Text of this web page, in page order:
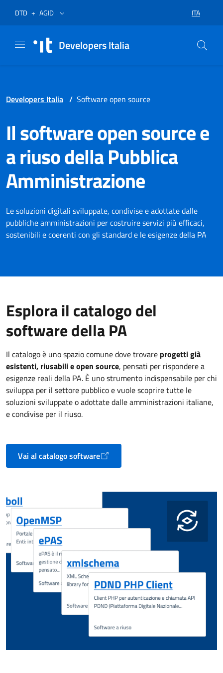
DTDApre in un nuovo tab
+ AGIDApre in un nuovo tab ITA
Developers Italia
Developers Italia / Software open source
Il software open source e
a riuso della Pubblica
Amministrazione
Le soluzioni digitali sviluppate, condivise e adottate dalle
pubbliche amministrazioni per costruire servizi più efficaci,
sostenibili e coerenti con gli standard e le esigenze della PA
Esplora il catalogo del
software della PA
Il catalogo è uno spazio comune dove trovare progetti già
esistenti, riusabili e open source, pensati per rispondere a
esigenze reali della PA. È uno strumento indispensabile per chi
sviluppa per il settore pubblico e vuole scoprire tutte le
soluzioni sviluppate o adottate dalle amministrazioni italiane,
e condivise per il riuso.
Vai al catalogo software
Apre in un nuovo tab